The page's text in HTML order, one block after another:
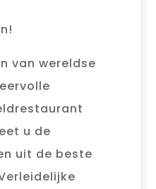
van wereldse
u de
uit de beste